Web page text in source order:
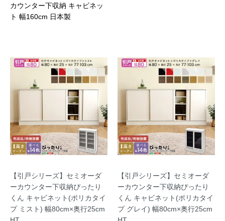
カウンター下収納 キャビネッ
ト 幅160cm 日本製
【引戸シリーズ】セミオーダ
ーカウンター下収納ぴったり
くん キャビネット(ポリカタイ
プ ミスト) 幅80cm×奥行25cm
【引戸シリーズ】セミオーダ
ーカウンター下収納ぴったり
くん キャビネット(ポリカタイ
プ グレイ) 幅80cm×奥行25cm